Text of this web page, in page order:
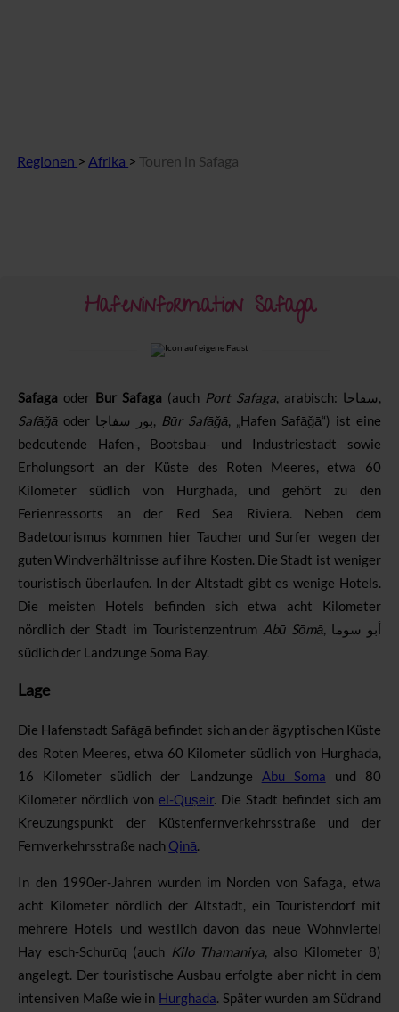
Regionen > Afrika >Touren in Safaga
Hafeninformation Safaga
Safaga oder Bur Safaga (auch Port Safaga سفاجا‎,
Safāǧā
بور سفاجا‎, Būr Safāǧā, „ Hafen Safāǧā“) ist eine
bedeutende Hafen-, Bootsbau- und Industriestadt sowie
Erholungsort an der Küste des Roten Meeres, etwa 60
Kilometer südlich von Hurghada, und gehört zu den
Ferienressorts an der Red Sea Riviera. Neben dem
Badetourismus kommen hier Taucher und Surfer wegen der
guten Windverhältnisse auf ihre Kosten. Die Stadt ist weniger
touristisch überlaufen. In der Altstadt gibt es wenige Hotels.
Die meisten Hotels befinden sich etwa acht Kilometer
nördlich der Stadt im Touristenzentrum Abū Sōmā أبو سوما
südlich der Landzunge Soma Bay.
Lage
Die Hafenstadt Safāgā befindet sich an der ägyptischen Küste
des Roten Meeres, etwa 60 Kilometer südlich von Hurghada,
16 Kilometer südlich der Landzunge Abu Soma und 80
Kilometer nördlich vonel-Quṣeir. Die Stadt befindet sich am
Kreuzungspunkt der Küstenfernverkehrsstraße und der
Fernverkehrsstraße nach Qinā.
In den 1990er-Jahren wurden im Norden von Safaga, etwa
acht Kilometer nördlich der Altstadt, ein Touristendorf mit
mehrere Hotels und westlich davon das neue Wohnviertel
Hay esch-Schurūq (auch Kilo Thamaniya, also Kilometer 8)
angelegt. Der touristische Ausbau erfolgte aber nicht in dem
intensiven Maße wie in Hurghada. Später wurden am Südrand